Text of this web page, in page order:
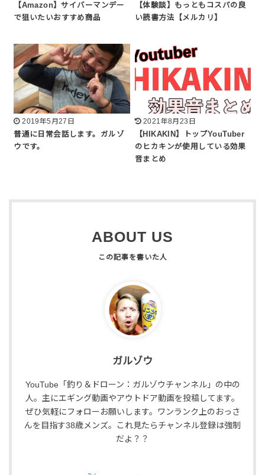
【Amazon】サイバーマンデー
で狙いたいおすすめ商品
【体験談】もっともコスパの良
い読書方法【メルカリ】
2019年5月27日
普通に日常会話します。ガルゾ
ウです。
2021年8月23日
【HIKAKIN】トップYouTuber
のヒカキンが使用している効果
音まとめ
ABOUT US
ガルゾウ
YouTube「釣り＆ドローン：ガルゾウチャンネル」の中の
人。主にエギング動画やアウトドア動画を投稿してます。
ぜひ気軽にフォローお願いします。ワンランク上のおっさ
んを目指す38歳メンズ。これ見たらチャンネル登録は強制
だよ？？